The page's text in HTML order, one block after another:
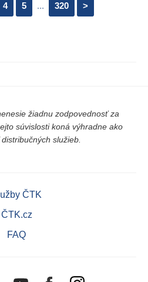
4 5 ... 320 >
žiadnu zodpovednosť za
súvislosti koná výhradne ako
služieb.
ČTK
ČTK.cz
FAQ